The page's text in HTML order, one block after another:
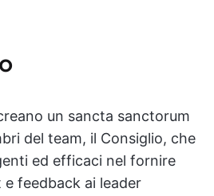
un sancta sanctorum
del team, il Consiglio, che
ed efficaci nel fornire
feedback ai leader